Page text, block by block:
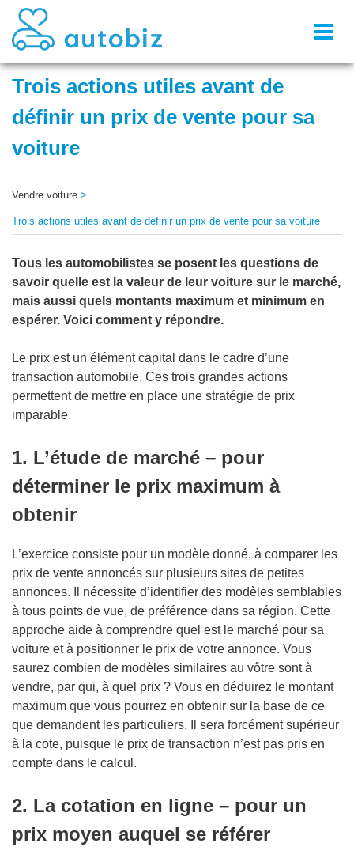
Trois actions utiles avant de
définir un prix de vente pour sa
voiture
Vendre voiture >
Trois actions utiles avant de définir un prix de vente pour sa voiture
Tous les automobilistes se posent les questions de
savoir quelle est la valeur de leur voiture sur le marché,
mais aussi quels montants maximum et minimum en
espérer. Voici comment y répondre.
Le prix est un élément capital dans le cadre d’une
transaction automobile. Ces trois grandes actions
permettent de mettre en place une stratégie de prix
imparable.
1. L’étude de marché – pour
déterminer le prix maximum à
obtenir
L’exercice consiste pour un modèle donné, à comparer les
prix de vente annoncés sur plusieurs sites de petites
annonces. Il nécessite d’identifier des modèles semblables
à tous points de vue, de préférence dans sa région. Cette
approche aide à comprendre quel est le marché pour sa
voiture et à positionner le prix de votre annonce. Vous
saurez combien de modèles similaires au vôtre sont à
vendre, par qui, à quel prix ? Vous en déduirez le montant
maximum que vous pourrez en obtenir sur la base de ce
que demandent les particuliers. Il sera forcément supérieur
à la cote, puisque le prix de transaction n’est pas pris en
compte dans le calcul.
2. La cotation en ligne – pour un
prix moyen auquel se référer